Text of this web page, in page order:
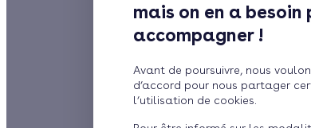
mais on en a besoin
accompagner !
Avant de poursuivre, nous
d’accord pour nous partager
l’utilisation de cookies.